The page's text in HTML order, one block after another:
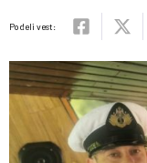
Podeli vest: